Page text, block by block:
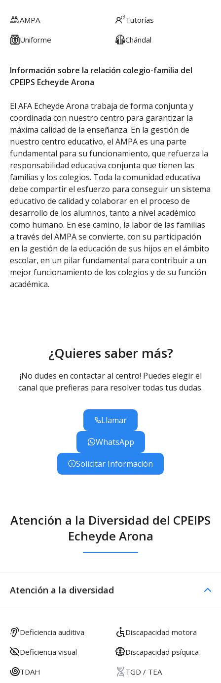
AMPA
Tutorías
Uniforme
Chándal
Información sobre la relación colegio-familia del
CPEIPS Echeyde Arona
El AFA Echeyde Arona trabaja de forma conjunta y
coordinada con nuestro centro para garantizar la
máxima calidad de la enseñanza. En la gestión de
nuestro centro educativo, el AMPA es una parte
fundamental para su funcionamiento, que refuerza la
responsabilidad educativa conjunta que tienen las
familias y los colegios. Toda la comunidad educativa
debe compartir el esfuerzo para conseguir un sistema
educativo de calidad y colaborar en el proceso de
desarrollo de los alumnos, tanto a nivel académico
como humano. En ese camino, la labor de las familias
a través del AMPA se convierte, con su participación
en la gestión de la educación de sus hijos en el ámbito
escolar, en un pilar fundamental para contribuir a un
mejor funcionamiento de los colegios y de su función
académica.
¿Quieres saber más?
¡No dudes en contactar al centro! Puedes elegir el
canal que prefieras para resolver todas tus dudas.
Llamar
WhatsApp
Solicitar Información
Atención a la Diversidad del CPEIPS
Echeyde Arona
Atención a la diversidad
Deficiencia auditiva
Discapacidad motora
Deficiencia visual
Discapacidad psíquica
TDAH
TGD / TEA